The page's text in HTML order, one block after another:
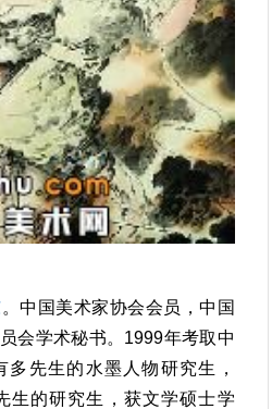
。中国美术家协会会员，中国
会学术秘书。1999年考取中
先生的水墨人物研究生，
生的研究生，获文学硕士学